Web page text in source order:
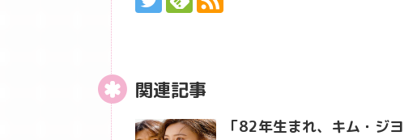
関連記事
「82年生まれ、キム・ジヨ